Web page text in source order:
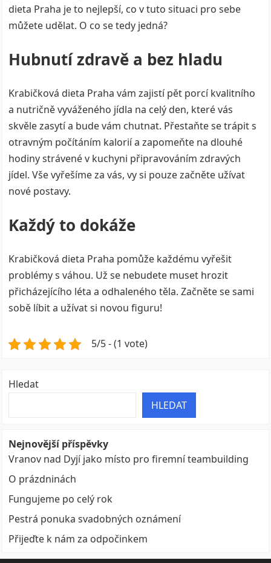
dieta Praha je to nejlepší, co v tuto situaci pro sebe
můžete udělat. O co se tedy jedná?
Hubnutí zdravě a bez hladu
Krabičková dieta Praha vám zajistí pět porcí kvalitního
a nutričně vyváženého jídla na celý den, které vás
skvěle zasytí a bude vám chutnat. Přestaňte se trápit s
otravným počítáním kalorií a zapomeňte na dlouhé
hodiny strávené v kuchyni připravováním zdravých
jídel. Vše vyřešíme za vás, vy si pouze začněte užívat
nové postavy.
Každý to dokáže
Krabičková dieta Praha pomůže každému vyřešit
problémy s váhou. Už se nebudete muset hrozit
přicházejícího léta a odhaleného těla. Začněte se sami
sobě líbit a užívat si novou figuru!
5/5 - (1 vote)
Hledat
HLEDAT
Nejnovější příspěvky
Vranov nad Dyjí jako místo pro firemní teambuilding
O prázdninách
Fungujeme po celý rok
Pestrá ponuka svadobných oznámení
Přijeďte k nám za odpočinkem